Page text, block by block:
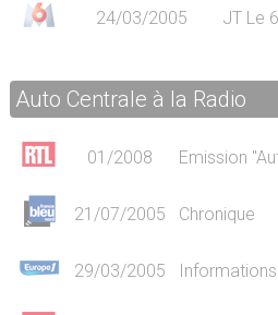
24/03/2005 JT Le
Auto Centrale à la Radio
01/2008 Emission
21/07/2005 Chronique
29/03/2005